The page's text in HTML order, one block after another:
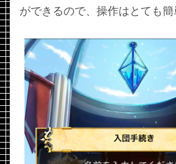
ができるので、操作はとても簡